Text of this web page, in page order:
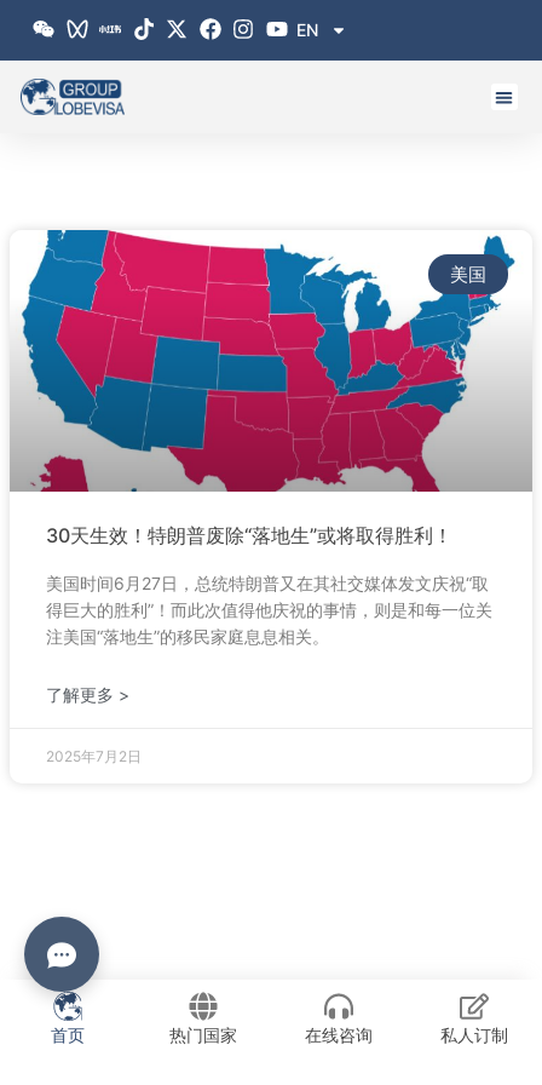
EN
美国
30天生效！特朗普废除“落地生”或将取得胜利！
美国时间6月27日，总统特朗普又在其社交媒体发文庆祝“取
得巨大的胜利”！而此次值得他庆祝的事情，则是和每一位关
注美国“落地生”的移民家庭息息相关。
了解更多 >
2025年7月2日
首页 热门国家 在线咨询 私人订制